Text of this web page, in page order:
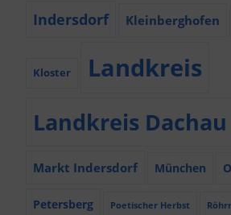
Indersdorf Kleinberghofen
Kloster Landkreis
Landkreis Dachau
Markt Indersdorf München
Petersberg Poetischer Herbst